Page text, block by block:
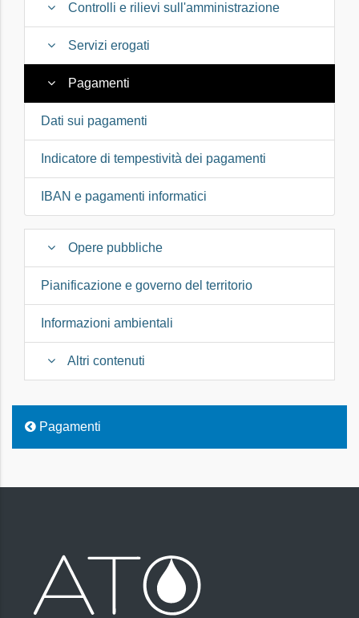
Controlli e rilievi sull'amministrazione
Servizi erogati
Pagamenti
Dati sui pagamenti
Indicatore di tempestività dei pagamenti
IBAN e pagamenti informatici
Opere pubbliche
Pianificazione e governo del territorio
Informazioni ambientali
Altri contenuti
Pagamenti